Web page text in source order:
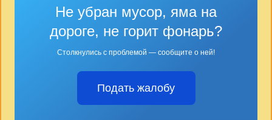
Не убран мусор, яма на
дороге, не горит фонарь?
Столкнулись с проблемой — сообщите о ней!
Подать жалобу